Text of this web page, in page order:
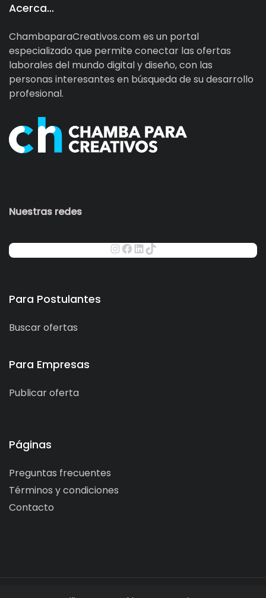
Acerca…
ChambaparaCreativos.com es un portal
especializado que permite conectar las ofertas
laborales del mundo digital y diseño, con las
personas interesantes en búsqueda de su desarrollo
profesional.
Nuestras redes
Para Postulantes
Buscar ofertas
Para Empresas
Publicar oferta
Páginas
Preguntas frecuentes
Términos y condiciones
Contacto